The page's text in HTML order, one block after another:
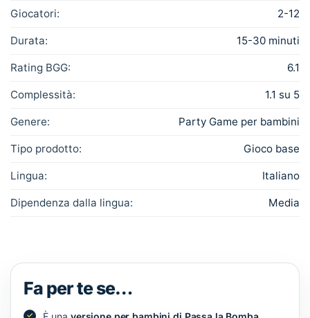
Giocatori: 2-12
Durata: 15-30 minuti
Rating BGG: 6.1
Complessità: 1.1 su 5
Genere: Party Game per bambini
Tipo prodotto: Gioco base
Lingua: Italiano
Dipendenza dalla lingua: Media
Fa per te se…